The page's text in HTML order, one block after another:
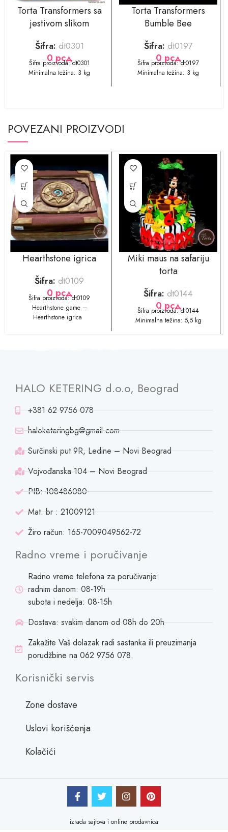
Torta Transformers sa
jestivom slikom
Šifra: dt0301
0 рсд
​​Šifra proizvoda: dt0301
Minimalna težina: 3 kg
Torta Transformers
Bumble Bee
Šifra: dt0197
0 рсд
​​Šifra proizvoda: dt0197
Minimalna težina: 3 kg
POVEZANI PROIZVODI
Hearthstone igrica
Šifra: dt0109
0 рсд
​​​​Šifra proizvoda: dt0109
Hearthstone game –
Hearthstone igrica
Miki maus na safariju
torta
Šifra: dt0144
0 рсд
​Šifra proizvoda: dt0144
Minimalna težina: 5,5 kg
HALO KETERING d.o.o, Beograd
+381 62 9756 078
haloketeringbg@gmail.com
Surčinski put 9R, Ledine – Novi Beograd
Vojvođanska 104 – Novi Beograd
PIB: 108486080
Mat. br : 21009121
Žiro račun: 165-7009049562-72
Radno vreme i poručivanje
Radno vreme telefona za poručivanje:
radnim danom: 08-19h
subota i nedelja: 08-15h
Dostava: svakim danom od 08h do 20h
Zakažite Vaš dolazak radi sastanka ili preuzimanja
porudžbine na 062 9756 078.
Korisnički servis
Zone dostave
Uslovi korišćenja
Kolačići
izrada sajtova i online prodavnica